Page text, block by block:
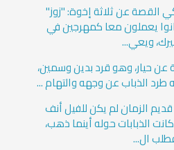
القصة عن ثلاثة إخوة: "زوز"
يعملون معا كمهرجين في
ويعي...
عن حيار، وهو قرد بدين وسمين،
الذباب عن وجهه والتهام ...
الزمان لم يكن للفيل أنف
الذبابات حوله أينما ذهب،
ال...